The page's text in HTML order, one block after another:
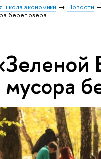
школа экономики Новости
берег озера